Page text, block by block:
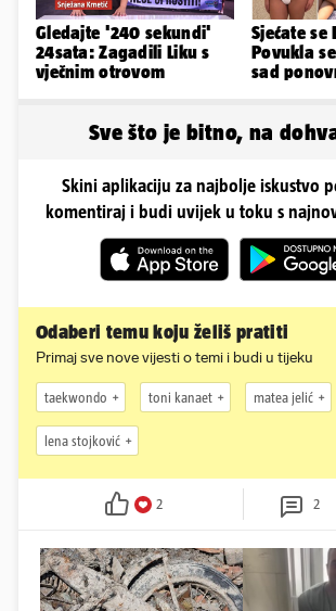
Gledajte '240 sekundi'
24sata: Zagadili Liku s
vječnim otrovom
Sjećate se
Povukla
sad
Sve što je bitno, na
Skini aplikaciju za najbolje iskustvo
komentiraj i budi uvijek u toku s
Odaberi temu koju želiš pratiti
Primaj sve nove vijesti o temi i budi u tijeku
taekwondo toni kanaet matea jelić
lena stojković
2 2